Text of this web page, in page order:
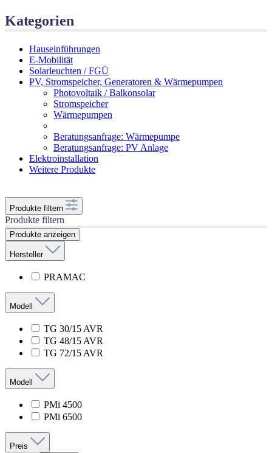
Kategorien
Hauseinführungen
E-Mobilität
Solarleuchten / FGÜ
PV, Stromspeicher, Generatoren & Wärmepumpen
Photovoltaik / Balkonsolar
Stromspeicher
Wärmepumpen
Beratungsanfrage: Wärmepumpe
Beratungsanfrage: PV Anlage
Elektroinstallation
Weitere Produkte
Produkte filtern
Produkte filtern
Produkte anzeigen
Hersteller
PRAMAC
Modell
TG 30/15 AVR
TG 48/15 AVR
TG 72/15 AVR
Modell
PMi 4500
PMi 6500
Preis